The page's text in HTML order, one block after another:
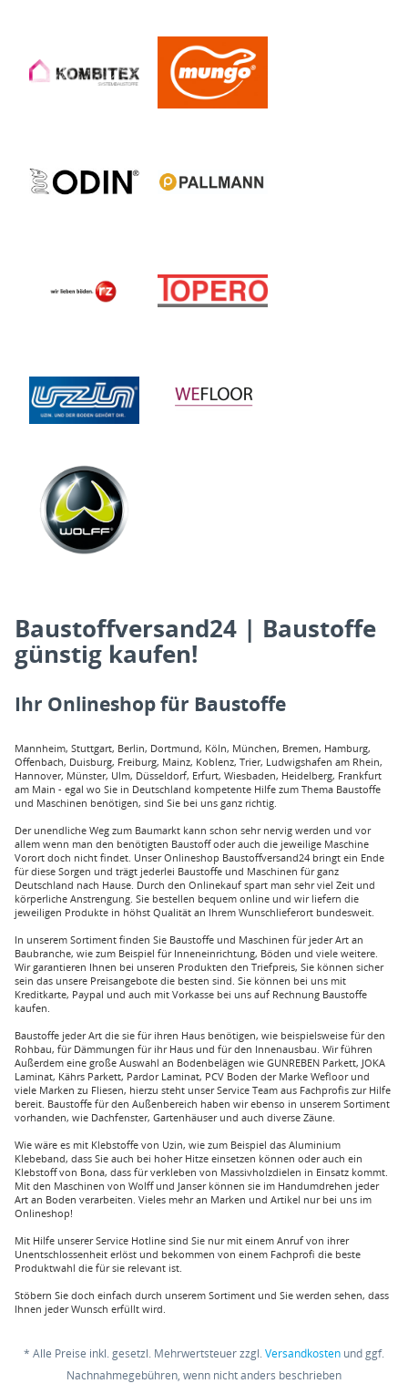
Baustoffversand24 | Baustoffe
günstig kaufen!
Ihr Onlineshop für Baustoffe
Mannheim, Stuttgart, Berlin, Dortmund, Köln, München, Bremen, Hamburg,
Offenbach, Duisburg, Freiburg, Mainz, Koblenz, Trier, Ludwigshafen am Rhein,
Hannover, Münster, Ulm, Düsseldorf, Erfurt, Wiesbaden, Heidelberg, Frankfurt
am Main - egal wo Sie in Deutschland kompetente Hilfe zum Thema Baustoffe
und Maschinen benötigen, sind Sie bei uns ganz richtig.
Der unendliche Weg zum Baumarkt kann schon sehr nervig werden und vor
allem wenn man den benötigten Baustoff oder auch die jeweilige Maschine
Vorort doch nicht findet. Unser Onlineshop Baustoffversand24 bringt ein Ende
für diese Sorgen und trägt jederlei Baustoffe und Maschinen für ganz
Deutschland nach Hause. Durch den Onlinekauf spart man sehr viel Zeit und
körperliche Anstrengung. Sie bestellen bequem online und wir liefern die
jeweiligen Produkte in höhst Qualität an Ihrem Wunschlieferort bundesweit.
In unserem Sortiment finden Sie Baustoffe und Maschinen für jeder Art an
Baubranche, wie zum Beispiel für Inneneinrichtung, Böden und viele weitere.
Wir garantieren Ihnen bei unseren Produkten den Triefpreis, Sie können sicher
sein das unsere Preisangebote die besten sind. Sie können bei uns mit
Kreditkarte, Paypal und auch mit Vorkasse bei uns auf Rechnung Baustoffe
kaufen.
Baustoffe jeder Art die sie für ihren Haus benötigen, wie beispielsweise für den
Rohbau, für Dämmungen für ihr Haus und für den Innenausbau. Wir führen
Außerdem eine große Auswahl an Bodenbelägen wie GUNREBEN Parkett, JOKA
Laminat, Kährs Parkett, Pardor Laminat, PCV Boden der Marke Wefloor und
viele Marken zu Fliesen, hierzu steht unser Service Team aus Fachprofis zur Hilfe
bereit. Baustoffe für den Außenbereich haben wir ebenso in unserem Sortiment
vorhanden, wie Dachfenster, Gartenhäuser und auch diverse Zäune.
Wie wäre es mit Klebstoffe von Uzin, wie zum Beispiel das Aluminium
Klebeband, dass Sie auch bei hoher Hitze einsetzen können oder auch ein
Klebstoff von Bona, dass für verkleben von Massivholzdielen in Einsatz kommt.
Mit den Maschinen von Wolff und Janser können sie im Handumdrehen jeder
Art an Boden verarbeiten. Vieles mehr an Marken und Artikel nur bei uns im
Onlineshop!
Mit Hilfe unserer Service Hotline sind Sie nur mit einem Anruf von ihrer
Unentschlossenheit erlöst und bekommen von einem Fachprofi die beste
Produktwahl die für sie relevant ist.
Stöbern Sie doch einfach durch unserem Sortiment und Sie werden sehen, dass
Ihnen jeder Wunsch erfüllt wird.
* Alle Preise inkl. gesetzl. Mehrwertsteuer zzgl.Versandkosten und ggf.
Nachnahmegebühren, wenn nicht anders beschrieben